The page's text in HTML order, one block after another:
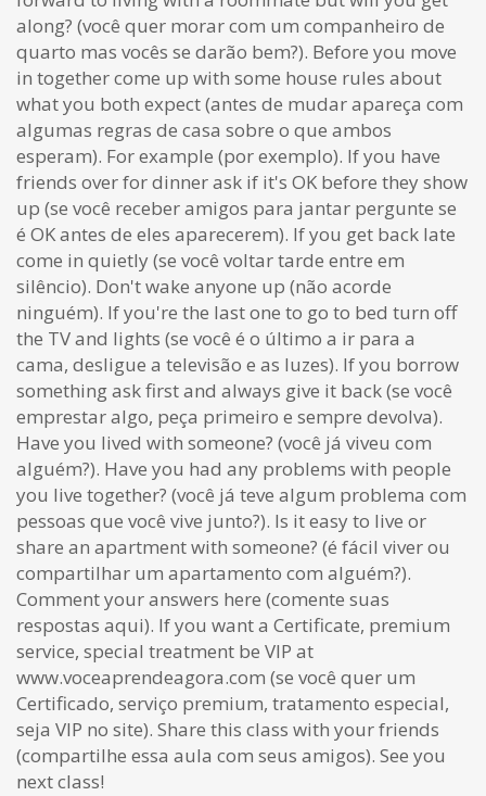
along? (você quer morar com um companheiro de
quarto mas vocês se darão bem?). Before you move
in together come up with some house rules about
what you both expect (antes de mudar apareça com
algumas regras de casa sobre o que ambos
esperam). For example (por exemplo). If you have
friends over for dinner ask if it's OK before they show
up (se você receber amigos para jantar pergunte se
é OK antes de eles aparecerem). If you get back late
come in quietly (se você voltar tarde entre em
silêncio). Don't wake anyone up (não acorde
ninguém). If you're the last one to go to bed turn off
the TV and lights (se você é o último a ir para a
cama, desligue a televisão e as luzes). If you borrow
something ask first and always give it back (se você
emprestar algo, peça primeiro e sempre devolva).
Have you lived with someone? (você já viveu com
alguém?). Have you had any problems with people
you live together? (você já teve algum problema com
pessoas que você vive junto?). Is it easy to live or
share an apartment with someone? (é fácil viver ou
compartilhar um apartamento com alguém?).
Comment your answers here (comente suas
respostas aqui). If you want a Certificate, premium
service, special treatment be VIP at
www.voceaprendeagora.com (se você quer um
Certificado, serviço premium, tratamento especial,
seja VIP no site). Share this class with your friends
(compartilhe essa aula com seus amigos). See you
next class!